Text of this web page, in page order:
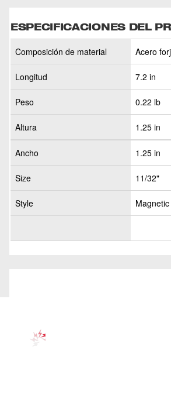
ESPECIFICACIONES DEL
Composición de material Acero
Longitud 7.2 in
Peso 0.22 lb
Altura 1.25 in
Ancho 1.25 in
Size 11/32"
Style Magnetic